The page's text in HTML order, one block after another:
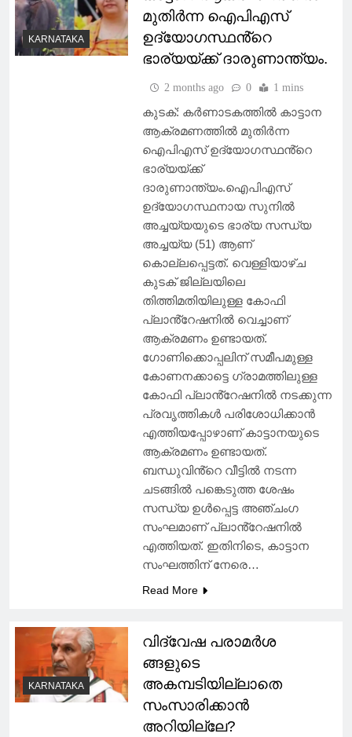
KARNATAKA
മുതിർന്ന ഐപിഎസ്
ഉദ്യോഗസ്ഥൻ്റെ
ഭാര്യയ്ക്ക് ദാരുണാന്ത്യം.
2 months ago 0 1 mins
കുടക്: കർണാടകത്തിൽ കാട്ടാന
ആക്രമണത്തിൽ മുതിർന്ന
ഐപിഎസ് ഉദ്യോഗസ്ഥൻ്റെ
ഭാര്യയ്ക്ക്
ദാരുണാന്ത്യം.ഐപിഎസ്
ഉദ്യോഗസ്ഥനായ സുനിൽ
അച്ചയ്യയുടെ ഭാര്യ സന്ധ്യ
അച്ചയ്യ (51) ആണ്
കൊല്ലപ്പെട്ടത്. വെള്ളിയാഴ്ച
കുടക് ജില്ലയിലെ
തിത്തിമതിയിലുള്ള കോഫി
പ്ലാൻ്റേഷനിൽ വെച്ചാണ്
ആക്രമണം ഉണ്ടായത്.​
ഗോണിക്കൊപ്പലിന് സമീപമുള്ള
കോണനക്കാട്ടെ ഗ്രാമത്തിലുള്ള
കോഫി പ്ലാൻ്റേഷനിൽ നടക്കുന്ന
പ്രവൃത്തികൾ പരിശോധിക്കാൻ
എത്തിയപ്പോഴാണ് കാട്ടാനയുടെ
ആക്രമണം ഉണ്ടായത്.
ബന്ധുവിൻ്റെ വീട്ടിൽ നടന്ന
ചടങ്ങിൽ പങ്കെടുത്ത ശേഷം
സന്ധ്യ ഉൾപ്പെട്ട അഞ്ചംഗ
സംഘമാണ് പ്ലാൻ്റേഷനിൽ
എത്തിയത്. ഇതിനിടെ, കാട്ടാന
സംഘത്തിന് നേരെ…
Read More
KARNATAKA
വിദ്വേഷ പരാമർശ
ങ്ങളുടെ
അകമ്പടിയില്ലാതെ
സംസാരിക്കാൻ
അറിയില്ലേ?